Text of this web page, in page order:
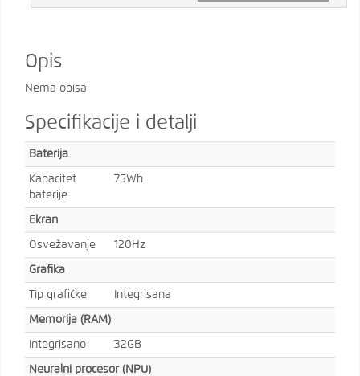
Opis
Nema opisa
Specifikacije i detalji
Baterija
Kapacitet
baterije
75Wh
Ekran
Osvežavanje 120Hz
Grafika
Tip grafičke Integrisana
Memorija (RAM)
Integrisano 32GB
Neuralni procesor (NPU)